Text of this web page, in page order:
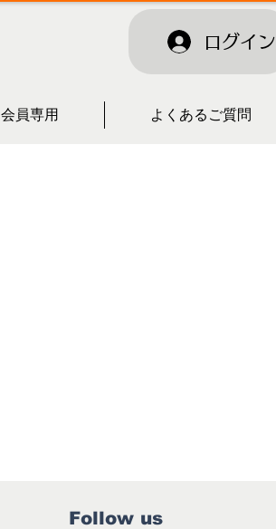
ログイン
会員専用 よくあるご質問
Follow us